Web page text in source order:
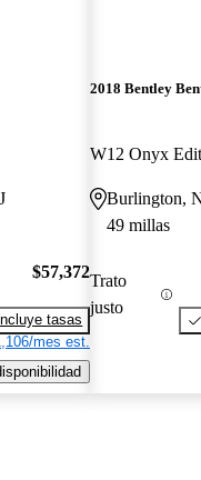
$57,372
tasas
mes est.
2018 Bentley
W12 Onyx
Burlington,
49 millas
Trato
justo